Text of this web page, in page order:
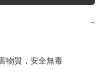
−
物質，安全無毒